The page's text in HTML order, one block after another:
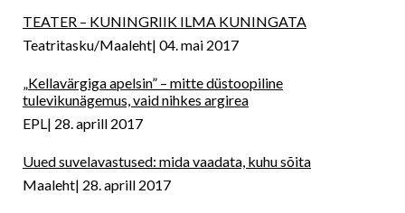
TEATER – KUNINGRIIK ILMA KUNINGATA
Teatritasku/Maaleht 04. mai 2017
„Kellavärgiga apelsin” – mitte düstoopiline
tulevikunägemus, vaid nihkes argirea
EPL 28. aprill 2017
Uued suvelavastused: mida vaadata, kuhu sõita
Maaleht 28. aprill 2017